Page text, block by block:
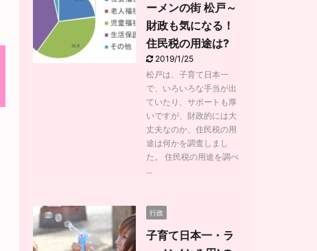
ーメンの街 松戸～
財政も気になる！
住民税の用途は?
2019/1/25
松戸は、子育て日本一
で、いろいろな手当が出
ていたり、サポートも厚
いですが、財政的には大
丈夫なのか、住民税の用
途は何かを調査しまし
た。 住民税の用途を調べ
...
行政
子育て日本一・ラ